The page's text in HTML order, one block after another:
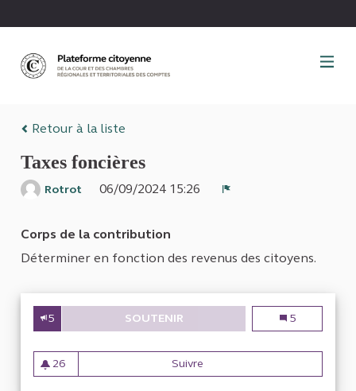
Retour à la liste
Taxes foncières
Rotrot
06/09/2024 15:26
Corps de la contribution
Déterminer en fonction des revenus des citoyens.
5 SOUTENIR TAXES FONCIÈRESTaxes
5
26
26 abonnés
Suivre